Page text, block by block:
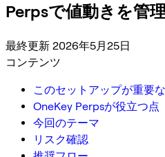
Perpsで値動きを管理
最終更新 2026年5月25日
コンテンツ
このセットアップが重要
OneKey Perpsが役立つ点
今回のテーマ
リスク確認